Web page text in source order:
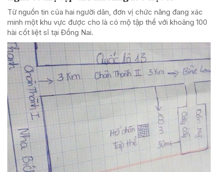
Từ nguồn tin của hai người dân, đơn vị chức năng đang xác
minh một khu vực được cho là có mộ tập thể với khoảng 100
hài cốt liệt sĩ tại Đồng Nai.